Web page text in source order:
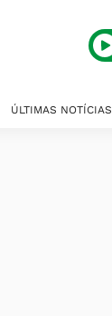
ÚLTIMAS NOTÍCIAS